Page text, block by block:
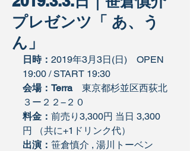
プレゼンツ「 あ、う
ん」
日時： 2019年3月3日(日)　OPEN
19:00 / START 19:30
会場：Terra 東京都杉並区西荻北
３ー２２−２０
料金： 前売り3,300円 当日 3,300
円 （共に+1ドリンク代）
出演： 笹倉慎介 , 湯川トーベン